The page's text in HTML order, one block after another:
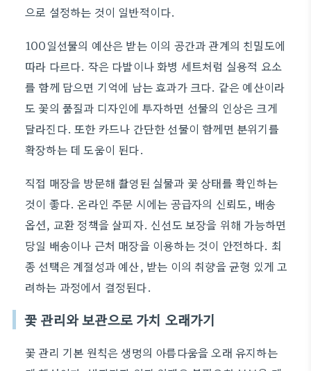
으로 설정하는 것이 일반적이다.
100일선물의 예산은 받는 이의 공간과 관계의 친밀도에
따라 다르다. 작은 다발이나 화병 세트처럼 실용적 요소
를 함께 담으면 기억에 남는 효과가 크다. 같은 예산이라
도 꽃의 품질과 디자인에 투자하면 선물의 인상은 크게
달라진다. 또한 카드나 간단한 선물이 함께면 분위기를
확장하는 데 도움이 된다.
직접 매장을 방문해 촬영된 실물과 꽃 상태를 확인하는
것이 좋다. 온라인 주문 시에는 공급자의 신뢰도, 배송
옵션, 교환 정책을 살피자. 신선도 보장을 위해 가능하면
당일 배송이나 근처 매장을 이용하는 것이 안전하다. 최
종 선택은 계절성과 예산, 받는 이의 취향을 균형 있게 고
려하는 과정에서 결정된다.
꽃 관리와 보관으로 가치 오래가기
꽃 관리 기본 원칙은 생명의 아름다움을 오래 유지하는